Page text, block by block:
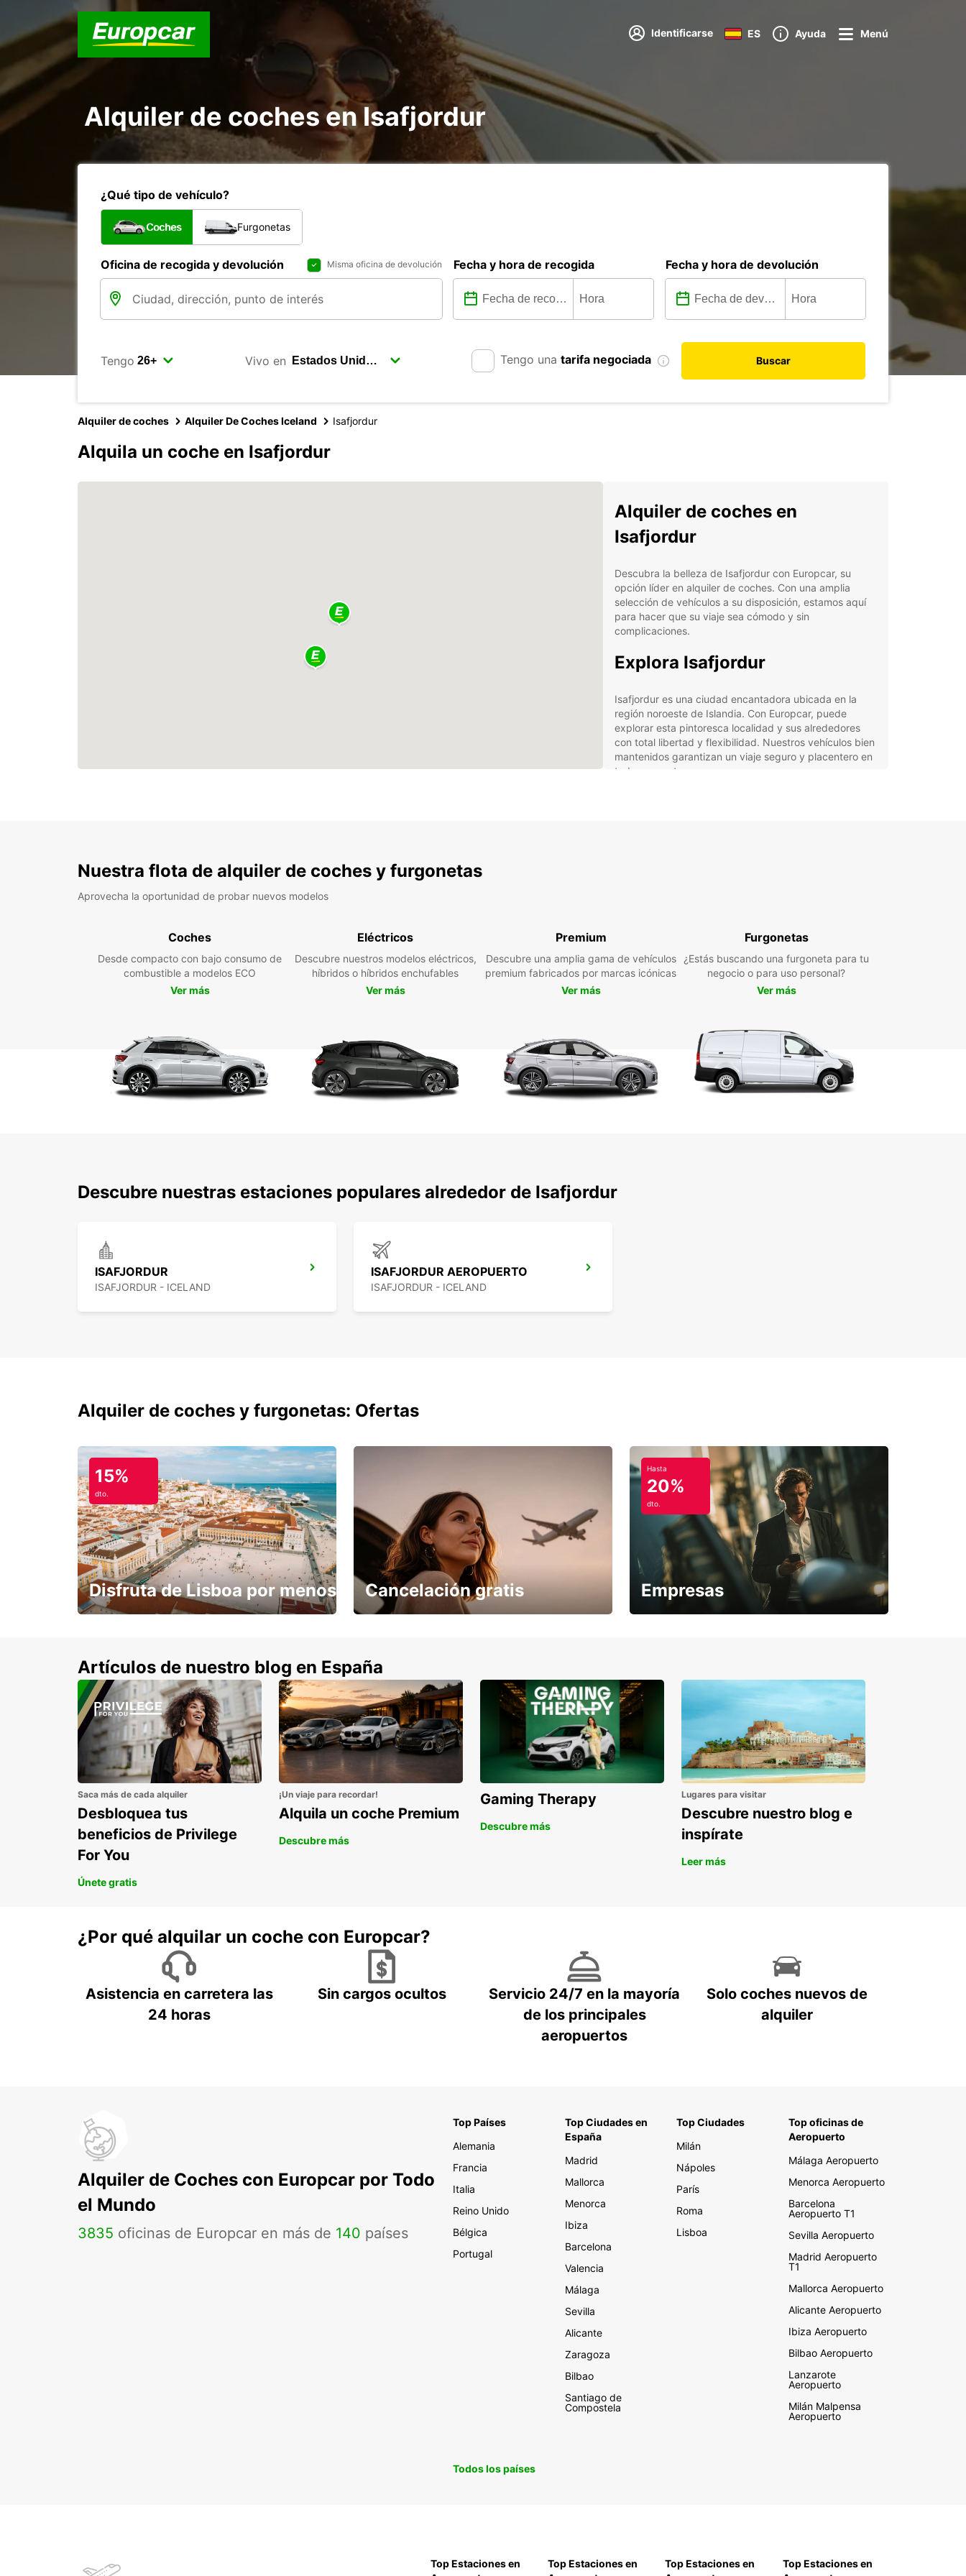
Identificarse ES Ayuda Menú
Alquiler de coches en Isafjordur
¿Qué tipo de vehículo?
Coches Furgonetas
Oficina de recogida y devolución Misma oficina de devolución Fecha y hora de recogida Fecha y hora de devolución
Tengo Vivo en Tengo una tarifa negociada Buscar
Alquiler de coches Alquiler De Coches Iceland Isafjordur
Alquila un coche en Isafjordur
Alquiler de coches en
Isafjordur
Descubra la belleza de Isafjordur con Europcar, su
opción líder en alquiler de coches. Con una amplia
selección de vehículos a su disposición, estamos aquí
para hacer que su viaje sea cómodo y sin
complicaciones.
Explora Isafjordur
Isafjordur es una ciudad encantadora ubicada en la
región noroeste de Islandia. Con Europcar, puede
explorar esta pintoresca localidad y sus alrededores
con total libertad y flexibilidad. Nuestros vehículos bien
mantenidos garantizan un viaje seguro y placentero en
todo momento.
Opciones de recogida y entrega flexibles para mayor
Tarifas competitivas y transparentes, sin costos
Reserve con Europcar en
Isafjordur hoy
Nuestra flota de alquiler de coches y furgonetas
Aprovecha la oportunidad de probar nuevos modelos
Coches
Desde compacto con bajo consumo de
combustible a modelos ECO
Ver más
Eléctricos
Descubre nuestros modelos eléctricos,
híbridos o híbridos enchufables
Ver más
Premium
Descubre una amplia gama de vehículos
premium fabricados por marcas icónicas
Ver más
Furgonetas
¿Estás buscando una furgoneta para tu
negocio o para uso personal?
Ver más
Descubre nuestras estaciones populares alrededor de Isafjordur
ISAFJORDUR
ISAFJORDUR - ICELAND
ISAFJORDUR AEROPUERTO
ISAFJORDUR - ICELAND
Alquiler de coches y furgonetas: Ofertas
15%
dto.
Disfruta de Lisboa por menos Cancelación gratis
Hasta
20%
dto.
Empresas
Artículos de nuestro blog en España
Saca más de cada alquiler
Desbloquea tus
beneficios de Privilege
For You
Únete gratis
¡Un viaje para recordar!
Alquila un coche Premium
Descubre más
Gaming Therapy
Descubre más
Lugares para visitar
Descubre nuestro blog e
inspírate
Leer más
¿Por qué alquilar un coche con Europcar?
Asistencia en carretera las
24 horas
Sin cargos ocultos
Servicio 24/7 en la mayoría
de los principales
aeropuertos
Solo coches nuevos de
alquiler
Alquiler de Coches con Europcar por Todo
el Mundo
3835 oficinas de Europcar en más de 140 países
Top Países
Alemania
Francia
Italia
Reino Unido
Bélgica
Portugal
Top Ciudades en
España
Madrid
Mallorca
Menorca
Ibiza
Barcelona
Valencia
Málaga
Sevilla
Alicante
Zaragoza
Bilbao
Santiago de
Compostela
Top Ciudades
Milán
Nápoles
París
Roma
Lisboa
Top oficinas de
Aeropuerto
Málaga Aeropuerto
Menorca Aeropuerto
Barcelona
Aeropuerto T1
Sevilla Aeropuerto
Madrid Aeropuerto
T1
Mallorca Aeropuerto
Alicante Aeropuerto
Ibiza Aeropuerto
Bilbao Aeropuerto
Lanzarote
Aeropuerto
Milán Malpensa
Aeropuerto
Todos los países
Top Estaciones en
Top Estaciones en
Top Estaciones en
Top Estaciones en